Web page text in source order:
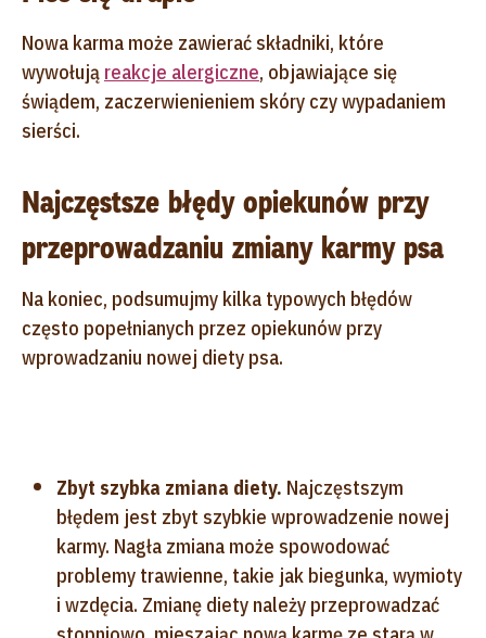
Nowa karma może zawierać składniki, które
wywołują reakcje alergiczne, objawiające się
świądem, zaczerwienieniem skóry czy wypadaniem
sierści.
Najczęstsze błędy opiekunów przy
przeprowadzaniu zmiany karmy psa
Na koniec, podsumujmy kilka typowych błędów
często popełnianych przez opiekunów przy
wprowadzaniu nowej diety psa.
Zbyt szybka zmiana diety. Najczęstszym
błędem jest zbyt szybkie wprowadzenie nowej
karmy. Nagła zmiana może spowodować
problemy trawienne, takie jak biegunka, wymioty
i wzdęcia. Zmianę diety należy przeprowadzać